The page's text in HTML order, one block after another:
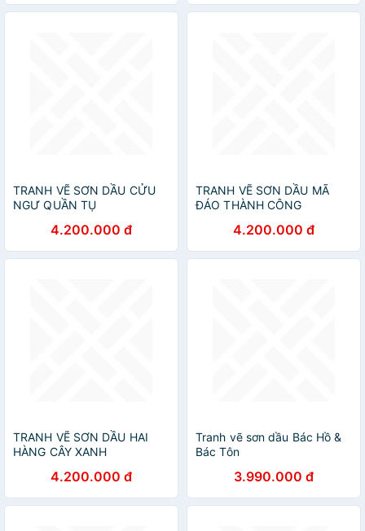
TRANH VẼ SƠN DẦU CỬU
NGƯ QUẦN TỤ
4.200.000 đ
TRANH VẼ SƠN DẦU MÃ
ĐÁO THÀNH CÔNG
4.200.000 đ
TRANH VẼ SƠN DẦU HAI
HÀNG CÂY XANH
4.200.000 đ
Tranh vẽ sơn dầu Bác Hồ &
Bác Tôn
3.990.000 đ